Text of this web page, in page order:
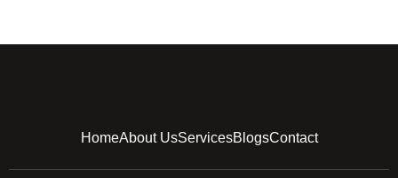
HomeAbout UsServicesBlogsContact